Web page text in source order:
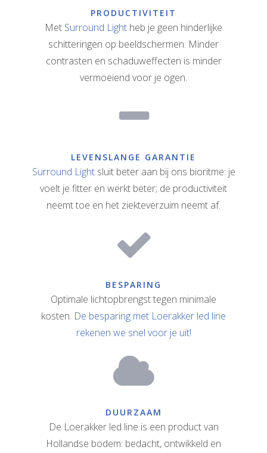
PRODUCTIVITEIT
Met Surround Light heb je geen hinderlijke
schitteringen op beeldschermen. Minder
contrasten en schaduweffecten is minder
vermoeiend voor je ogen.
LEVENSLANGE GARANTIE
Surround Lightsluit beter aan bij ons bioritme: je
voelt je fitter en werkt beter; de productiviteit
neemt toe en het ziekteverzuim neemt af.
BESPARING
Optimale lichtopbrengst tegen minimale
kosten. De besparing met Loerakker led line
rekenen we snel voor je uit!
DUURZAAM
De Loerakker led line is een product van
Hollandse bodem: bedacht, ontwikkeld en